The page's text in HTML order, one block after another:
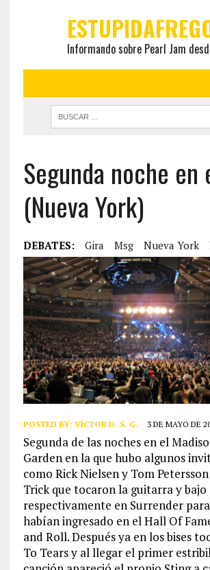
Informando sobre Pearl Jam
Segunda noche en
(Nueva York)
DEBATES: Gira Msg Nueva York
POSTED BY: VÍCTOR D. S. G. 3 DE MAYO DE
Segunda de las noches en el
Garden en la que hubo algunos
como Rick Nielsen y Tom
Trick que tocaron la guitarra y bajo
respectivamente en Surrender
habían ingresado en el Hall Of
and Roll. Después ya en los bises
To Tears y al llegar el primer